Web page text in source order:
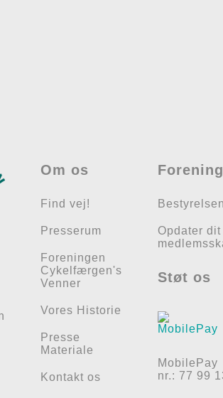
Om os
Find vej!
Presserum
Foreningen
Cykelfærgen's
Venner
Vores Historie
Presse
Materiale
Kontakt os
Forening
Opdater dit
Støt os
MobilePay
nr.: 77 99